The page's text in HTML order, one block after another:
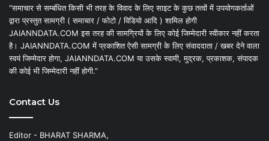
“समाचार से सम्बंधित किसी भी तरह के विवाद के लिए साइट के कुछ तत्वों में उपयोगकर्ताओं
द्वारा प्रस्तुत सामग्री ( समाचार / फोटो / विडियो आदि ) शामिल होगी
JAIANNDATA.COM इस तरह की सामग्रियों के लिए कोई जिम्मेदारी स्वीकार नहीं करता
है। JAIANNDATA.COM में प्रकाशित ऐसी सामग्री के लिए संवाददाता / खबर देने वाला
स्वयं जिम्मेदार होगा, JAIANNDATA.COM या उसके स्वामी, मुद्रक, प्रकाशक, संपादक
की कोई भी जिम्मेदारी नहीं होगी.”
Contact Us
Editor - BHARAT SHARMA,